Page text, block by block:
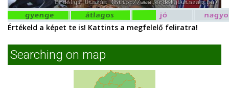
Értékeld a képet te is! Kattints a megfelelő feliratra!
Searching on map